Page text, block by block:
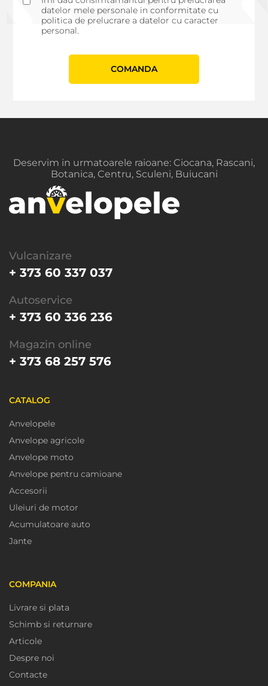
datelor mele personale in conformitate cu
politica de prelucrare a datelor cu caracter
personal.
СOMANDA
Deservim in urmatoarele raioane: Ciocana, Rascani,
Botanica, Centru, Sculeni, Buiucani
Vulcanizare
+ 373 60 337 037
Autoservice
+ 373 60 336 236
Magazin online
+ 373 68 257 576
CATALOG
Anvelopele
Anvelope agricole
Anvelope moto
Anvelope pentru camioane
Accesorii
Uleiuri de motor
Acumulatoare auto
Jante
COMPANIA
Livrare si plata
Schimb si returnare
Articole
Despre noi
Contacte